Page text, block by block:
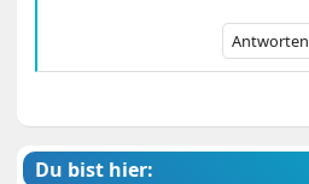
Antworten
Du bist hier: